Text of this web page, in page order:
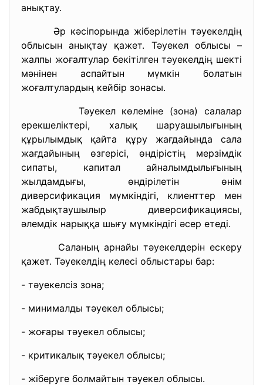
анықтау.
Әр кәсіпорында жіберілетін тәуекелдің
облысын анықтау қажет. Тәуекел облысы –
жалпы жоғалтулар бекітілген тәуекелдің шекті
мәнінен аспайтын мүмкін болатын
жоғалтулардың кейбір зонасы.
Тәуекел көлеміне (зона) салалар
ерекшеліктері, халық шаруашылығының
құрылымдық қайта құру жағдайында сала
жағдайының өзгерісі, өндірістің мерзімдік
сипаты, капитал айналымдылығының
жылдамдығы, өндірілетін өнім
диверсификация мүмкіндігі, клиенттер мен
жабдықтаушылыр диверсификациясы,
әлемдік нарыққа шығу мүмкіндігі әсер етеді.
Саланың арнайы тәуекелдерін ескеру
қажет. Тәуекелдің келесі облыстары бар:
- тәуекелсіз зона;
- минималды тәуекел облысы;
- жоғары тәуекел облысы;
- критикалық тәуекел облысы;
- жіберуге болмайтын тәуекел облысы.